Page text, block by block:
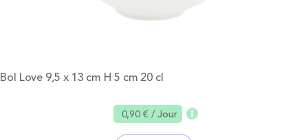
Bol Love 9,5 x 13 cm H 5 cm 20 cl
0,90 €/ Jour